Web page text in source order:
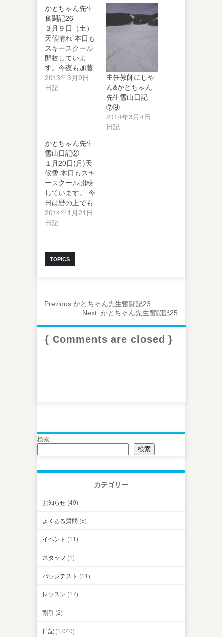
かとちゃん先生
奮闘記26
３月９日（土）
天候晴れ 本日も
スキースクール
開校していま
す。今夜も加藤
校長からの便り
をお届けしま
2013年3月9日
日記
主任教師にしや
ん&かとちゃん
先生雪山日記
⑦⑨
2014年3月4日
日記
かとちゃん先生
雪山日記②
１月20日(月)天
候雪 本日もスキ
ースクール開校
しています。 今
日は暦の上でも
大寒と１年でも
っとも寒…
2014年1月21日
日記
TOPICS
Previous:かとちゃん先生奮闘記23
Next: かとちゃん先生奮闘記25
{ Comments are closed }
検索
検索
カテゴリー
お知らせ (49)
よくある質問 (5)
イベント (11)
スタッフ (1)
バッジテスト (11)
レッスン (17)
割引 (2)
日記 (1,040)